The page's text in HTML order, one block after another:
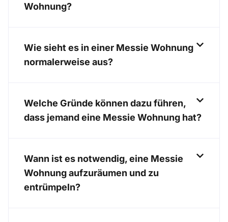
Wohnung?
Wie sieht es in einer Messie Wohnung
normalerweise aus?
Welche Gründe können dazu führen,
dass jemand eine Messie Wohnung hat?
Wann ist es notwendig, eine Messie
Wohnung aufzuräumen und zu
entrümpeln?